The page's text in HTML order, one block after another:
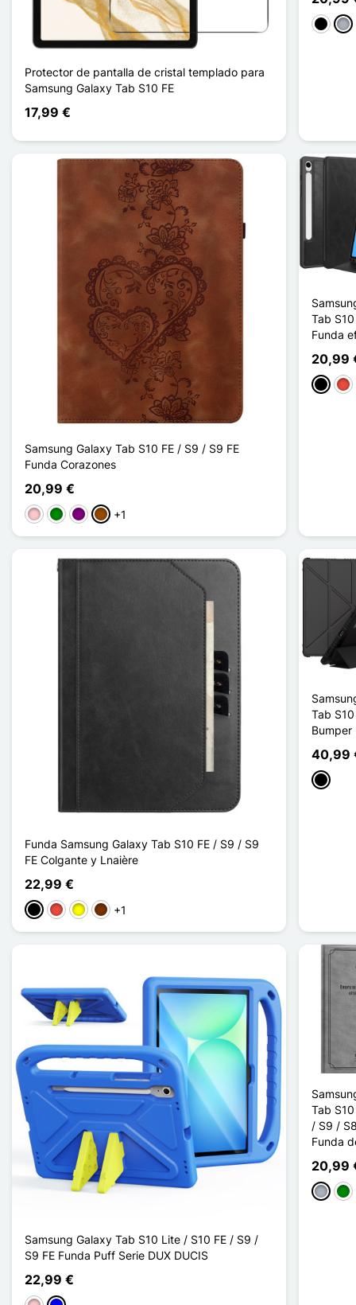
Protector de pantalla de cristal templado para
Samsung Galaxy Tab S10 FE
17,99 €
Negro
Gris
Samsung Galaxy Tab S10 FE / S9 / S9 FE
Funda Corazones
20,99 €
RosaVerdePúrpuraMarrón
+1
Tab
Funda
20,99
Negro
Funda Samsung Galaxy Tab S10 FE / S9 / S9
FE Colgante y Lnaière
22,99 €
NegroRojoAmarillo
Café+1
Tab
Bumper
40,99
Negro
Samsung Galaxy Tab S10 Lite / S10 FE / S9 /
S9 FE Funda Puff Serie DUX DUCIS
22,99 €
Tab
/ S9 /
Funda
20,99
Gris